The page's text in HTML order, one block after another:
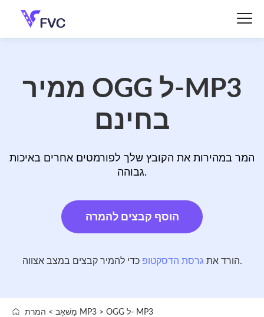
ממיר OGG ל-MP3
בחינם
המר במהירות את הקובץ שלך לפורמטים אחרים באיכות
גבוהה.
הוסף קבצים להמרה
הורד את גרסת הדסקטופ כדי להמיר קבצים במצב אצווה.
מַשׁאָב > המרת MP3 > OGG ל- MP3